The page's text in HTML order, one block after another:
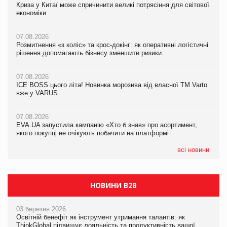
Криза у Китаї може спричинити великі потрясіння для світової
економіки
07.08.2026
Розмитнення «з коліс» та крос-докінг: як оперативні логістичні
рішення допомагають бізнесу зменшити ризики
07.08.2026
ICE BOSS цього літа! Новинка морозива від власної ТМ Varto
вже у VARUS
07.08.2026
EVA.UA запустила кампанію «Хто б знав» про асортимент,
якого покупці не очікують побачити на платформі
всі новини
07.08.2026
ICE BOSS цього літа! Новинка морозива від власної ТМ Varto
07.08.2026
EVA.UA запустила кампанію «Хто б знав» про асортимент,
06.08.2026
Смачна новинка для хвостатих: у VARUS з’явилися паучі
05.08.2026
Мережа супермаркетів VARUS купує мережу магазинів
Криза у Китаї може спричинити великі потрясіння для світової
економіки
07.08.2026
Kraft Heinz скоротила збиток у першому півріччі
Продажі Hugo Boss впали на 9%
НОВИНИ B2B
03 березня 2026
Освітній бенефіт як інструмент утримання талантів: як
ThinkGlobal підвищує лояльність та продуктивність вашої